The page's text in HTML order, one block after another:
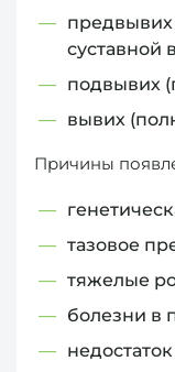
предвывих
суставной
подвывих
вывих
Причины
тазовое
тяжелые
болезни в